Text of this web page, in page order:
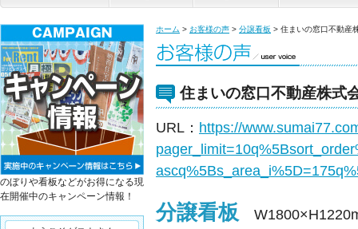
ホーム > お客様の声 > 分譲看板 > 住まいの窓口不動
住まいの窓口不動産株
URL： https://
分譲看板
のぼりや看板などがお得になる現
在開催中のキャンペーン情報！